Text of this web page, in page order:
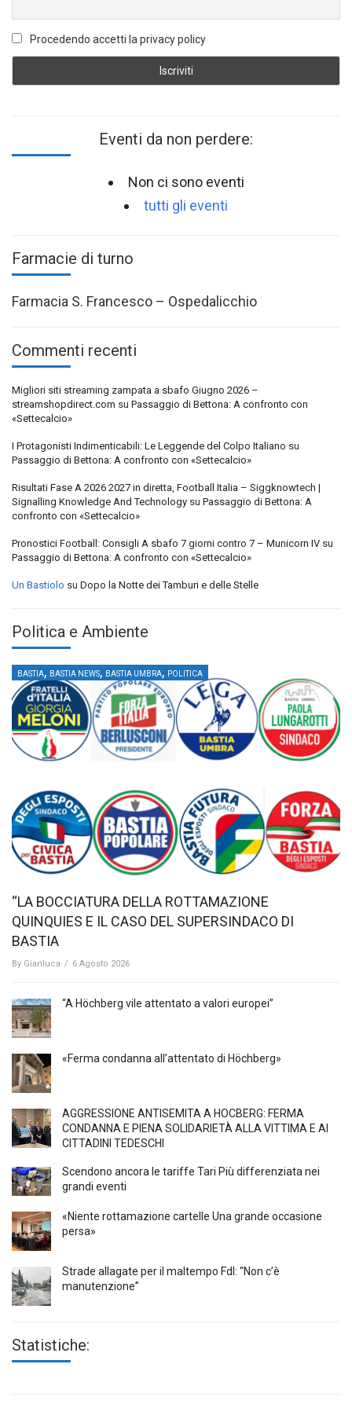
Procedendo accetti la privacy policy
Eventi da non perdere:
Non ci sono eventi
tutti gli eventi
Farmacie di turno
Farmacia S. Francesco – Ospedalicchio
Commenti recenti
Migliori siti streaming zampata a sbafo Giugno 2026 –
streamshopdirect.com su Passaggio di Bettona: A confronto con
«Settecalcio»
I Protagonisti Indimenticabili: Le Leggende del Colpo Italiano su
Passaggio di Bettona: A confronto con «Settecalcio»
Risultati Fase A 2026 2027 in diretta, Football Italia – Siggknowtech |
Signalling Knowledge And Technology su Passaggio di Bettona: A
confronto con «Settecalcio»
Pronostici Football: Consigli A sbafo 7 giorni contro 7 – Municorn IV su
Passaggio di Bettona: A confronto con «Settecalcio»
Un Bastiolo su Dopo la Notte dei Tamburi e delle Stelle
Politica e Ambiente
BASTIA, BASTIA NEWS, BASTIA UMBRA, POLITICA
“LA BOCCIATURA DELLA ROTTAMAZIONE
QUINQUIES E IL CASO DEL SUPERSINDACO DI
BASTIA
By Gianluca / 6 Agosto 2026
“A Höchberg vile attentato a valori europei”
«Ferma condanna all’attentato di Höchberg»
AGGRESSIONE ANTISEMITA A HÖCBERG: FERMA
CONDANNA E PIENA SOLIDARIETÀ ALLA VITTIMA E AI
CITTADINI TEDESCHI
Scendono ancora le tariffe Tari Più differenziata nei
grandi eventi
«Niente rottamazione cartelle Una grande occasione
persa»
Strade allagate per il maltempo FdI: “Non c’è
manutenzione”
Statistiche: